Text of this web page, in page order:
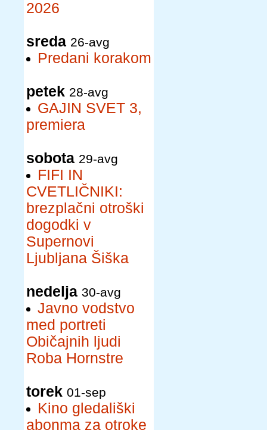
2026
sreda 26-avg
Predani korakom
petek 28-avg
GAJIN SVET 3,
premiera
sobota 29-avg
FIFI IN
CVETLIČNIKI:
brezplačni otroški
dogodki v
Supernovi
Ljubljana Šiška
nedelja 30-avg
Javno vodstvo
med portreti
Običajnih ljudi
Roba Hornstre
torek 01-sep
Kino gledališki
abonma za otroke